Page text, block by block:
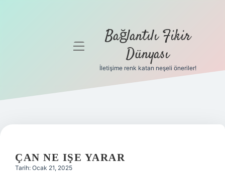
Gizlilik
Hakkımızda
menüyü
Bağlantılı Fikir
Dünyası
İletişime renk katan neşeli öneriler!
ÇAN NE IŞE YARAR
Tarih: Ocak 21, 2025